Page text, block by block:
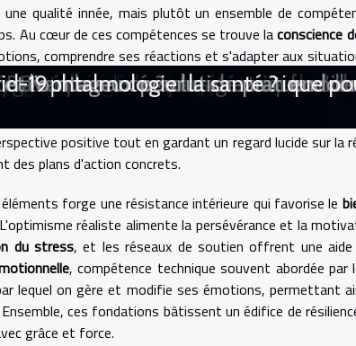
qualité innée, mais plutôt un ensemble de
Au cœur de ces compétences se trouve laconscience
comprendre ses réactions et s'adapter aux
amicaux ou professionnels, jouent
offrant un cadre sécurisant pour le partage
positive tout en gardant un regard lucide sur la
des plans d'action concrets.
forge une résistance intérieure qui favorise le
réaliste alimente la persévérance et la
du stress, et les réseaux de soutien offrent une
, compétence technique souvent abordée
lequel on gère et modifie ses émotions, permettant
ces fondations bâtissent un édifice de
grâce et force.
pour les familles avec bébé ?
prochaine évasion en spa
pour préserver son bien-être
télétravail sur la santé physique et
l'anxiété techniques simples pour
comprendre les
pour l'hygiène intime
de la consommation de
: comment les assurances
sur le développement de
pédiatrique pour une
aider à gérer l'anxiété
terme du by-pass gastrique
de vous rendre chez un
: une solution pratique
sur la santé ?
avantageux pour la santé ?
l’ophtalmologie
19